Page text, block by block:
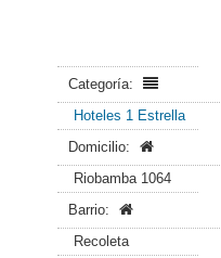
Categoría:
Hoteles 1 Estrella
Domicilio:
Riobamba 1064
Barrio:
Recoleta